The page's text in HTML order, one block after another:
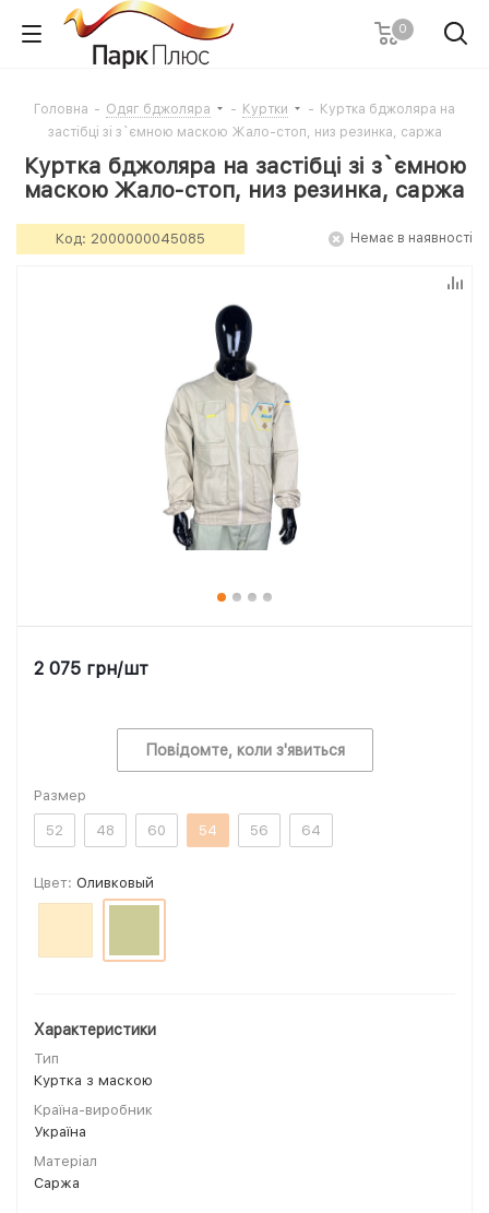
0
Головна - Одяг бджоляра - Куртки - Куртка бджоляра на
застібці зі з`ємною маскою Жало-стоп, низ резинка, саржа
Куртка бджоляра на застібці зі з`ємною
маскою Жало-стоп, низ резинка, саржа
Код: 2000000045085 Немає в наявності
Размер
52 48 60 54 56 64
Цвет: Оливковый
Характеристики
Тип
Куртка з маскою
Країна-виробник
Україна
Матеріал
Саржа
2 075 грн/шт
Повідомте, коли з'явиться